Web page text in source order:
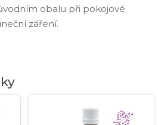
obalu při pokojové
záření.